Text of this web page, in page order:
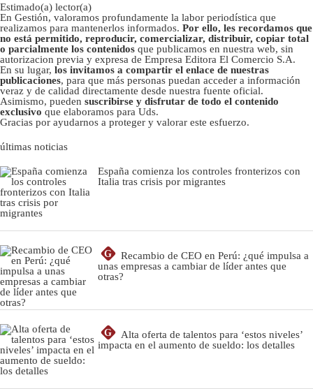
Estimado(a) lector(a)
En Gestión, valoramos profundamente la labor periodística que
realizamos para mantenerlos informados. Por ello, les recordamos que
no está permitido, reproducir, comercializar, distribuir, copiar total
o parcialmente los contenidos que publicamos en nuestra web, sin
autorizacion previa y expresa de Empresa Editora El Comercio S.A.
En su lugar, los invitamos a compartir el enlace de nuestras
publicaciones, para que más personas puedan acceder a información
veraz y de calidad directamente desde nuestra fuente oficial.
Asimismo, pueden suscribirse y disfrutar de todo el contenido
exclusivo que elaboramos para Uds.
Gracias por ayudarnos a proteger y valorar este esfuerzo.
últimas noticias
España comienza los controles fronterizos con
Italia tras crisis por migrantes
G
Recambio de CEO en Perú: ¿qué impulsa a
unas empresas a cambiar de líder antes que
otras?
G
Alta oferta de talentos para ‘estos niveles’
impacta en el aumento de sueldo: los detalles